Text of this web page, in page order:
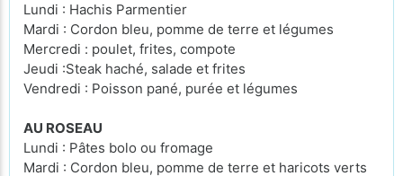
Lundi : Hachis Parmentier
Mardi : Cordon bleu, pomme de terre et légumes
Mercredi : poulet, frites, compote
Jeudi :Steak haché, salade et frites
Vendredi : Poisson pané, purée et légumes
AU ROSEAU
Lundi : Pâtes bolo ou fromage
Mardi : Cordon bleu, pomme de terre et haricots verts